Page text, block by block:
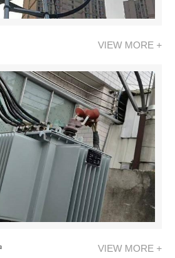
VIEW MORE +
VIEW MORE +